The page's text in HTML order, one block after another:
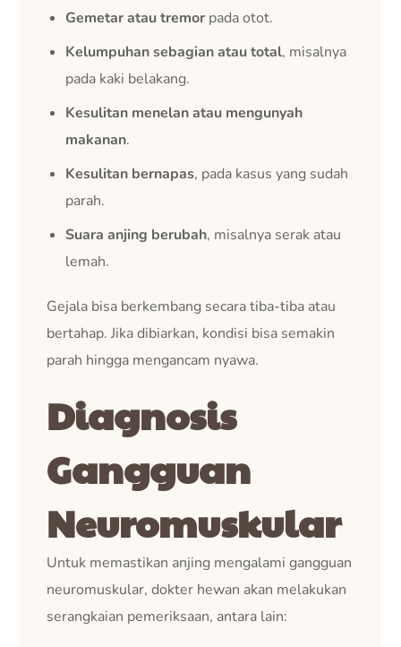
Gemetar atau tremor pada otot.
Kelumpuhan sebagian atau total, misalnya
pada kaki belakang.
Kesulitan menelan atau mengunyah
makanan.
Kesulitan bernapas, pada kasus yang sudah
parah.
Suara anjing berubah, misalnya serak atau
lemah.
Gejala bisa berkembang secara tiba-tiba atau
bertahap. Jika dibiarkan, kondisi bisa semakin
parah hingga mengancam nyawa.
Diagnosis
Gangguan
Neuromuskular
Untuk memastikan anjing mengalami gangguan
neuromuskular, dokter hewan akan melakukan
serangkaian pemeriksaan, antara lain: